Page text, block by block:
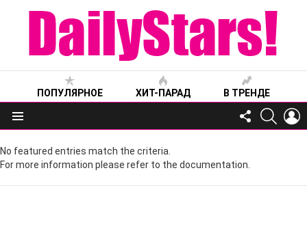
ПОПУЛЯРНОЕ ХИТ-ПАРАД В ТРЕНДЕ
Меню
FOLLOW
US
No featured entries match the criteria.
For more information please refer to the documentation.